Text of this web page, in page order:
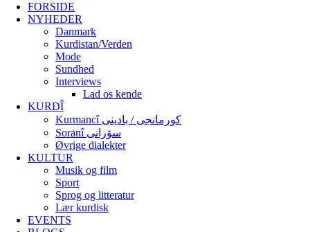
FORSIDE
NYHEDER
Danmark
Kurdistan/Verden
Mode
Sundhed
Interviews
Lad os kende
KURDÎ
Kurmancî کورمانجی / بادینی
Soranî سۆرانی
Øvrige dialekter
KULTUR
Musik og film
Sport
Sprog og litteratur
Lær kurdisk
EVENTS